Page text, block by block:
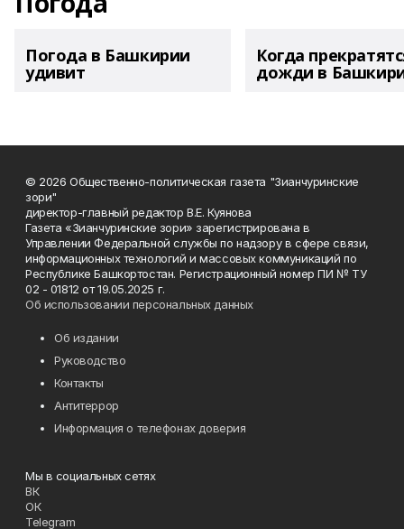
Погода в Башкирии
удивит
Когда
дожди в
© 2026 Общественно-политическая газета "Зианчуринские
зори"
директор-главный редактор В.Е. Куянова
Газета «Зианчуринские зори» зарегистрирована в
Управлении Федеральной службы по надзору в сфере связи,
информационных технологий и массовых коммуникаций по
Республике Башкортостан. Регистрационный номер ПИ № ТУ
02 - 01812 от 19.05.2025 г.
Об использовании персональных данных
Об издании
Руководство
Контакты
Антитеррор
Информация о телефонах доверия
Мы в социальных сетях
ВК
ОК
Telegram